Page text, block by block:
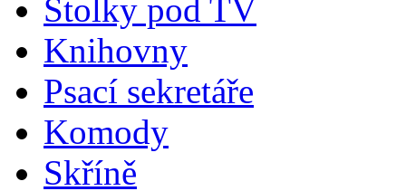
Stolky pod TV
Knihovny
Psací sekretáře
Komody
Skříně